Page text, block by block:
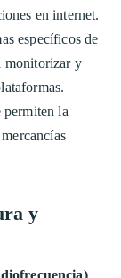
en internet.
específicos de
monitorizar y
permiten la
y